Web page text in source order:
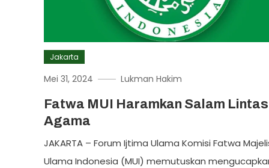
Jakarta
Mei 31, 2024 Lukman Hakim
Fatwa MUI Haramkan Salam Lintas
Agama
JAKARTA – Forum Ijtima Ulama Komisi Fatwa
Ulama Indonesia (MUI) memutuskan